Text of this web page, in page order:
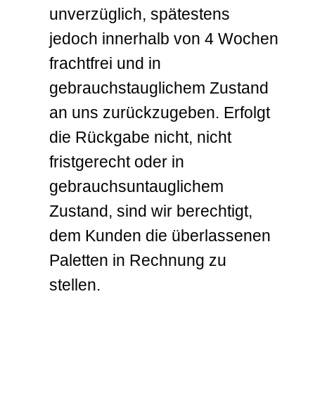
unverzüglich, spätestens
jedoch innerhalb von 4 Wochen
frachtfrei und in
gebrauchstauglichem Zustand
an uns zurückzugeben. Erfolgt
die Rückgabe nicht, nicht
fristgerecht oder in
gebrauchsuntauglichem
Zustand, sind wir berechtigt,
dem Kunden die überlassenen
Paletten in Rechnung zu
stellen.